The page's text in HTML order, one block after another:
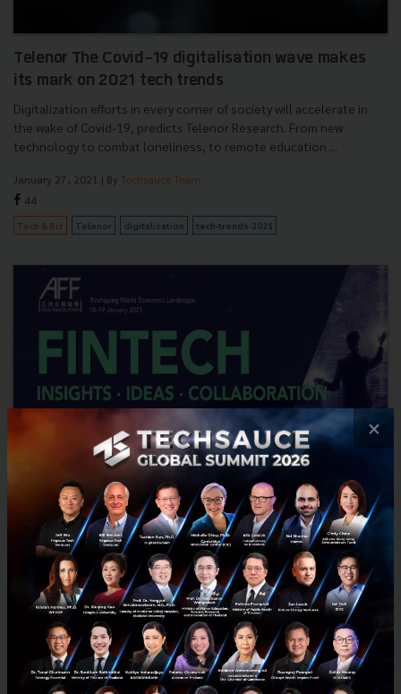
Telenor The Covid-19 digitalisation wave makes
its mark on 2021 tech trends
Digitalization efforts in every corner of society will accelerate in
the wake of Covid-19, predicts Telenor Research. From new
technology to combat loneliness, to remote education ...
January 27, 2021 | By Techsauce Team
44
Tech & Biz Telenor digitalization tech-trends-2021
The 14th Asian Financial Forum - Reshape World
Economic Landscape
As the COVID-19 pandemic drives change across the world, the
financial industry has been far from immune. The steady march of
digitalization which had been reshaping the global fin...
January 6, 2021 | ByTechsauce Team
×